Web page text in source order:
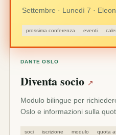
Settembre · Lunedì 7 ·
prossima conferenza eventi
DANTE OSLO
Diventa socio ↗
Modulo bilingue per
Oslo e informazioni sulla
soci iscrizione modulo quota